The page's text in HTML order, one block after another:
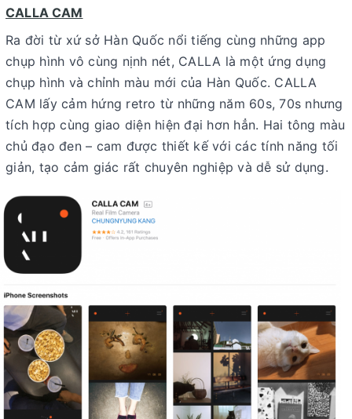
CALLA CAM
Ra đời từ xứ sở Hàn Quốc nổi tiếng cùng những app
chụp hình vô cùng nịnh nét, CALLA là một ứng dụng
chụp hình và chỉnh màu mới của Hàn Quốc. CALLA
CAM lấy cảm hứng retro từ những năm 60s, 70s nhưng
tích hợp cùng giao diện hiện đại hơn hẳn. Hai tông màu
chủ đạo đen – cam được thiết kế với các tính năng tối
giản, tạo cảm giác rất chuyên nghiệp và dễ sử dụng.